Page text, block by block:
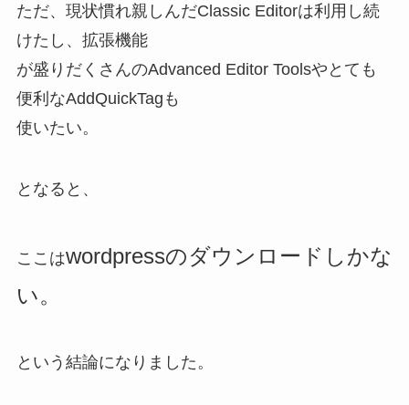
ただ、現状慣れ親しんだClassic Editorは利用し続
けたし、拡張機能
が盛りだくさんのAdvanced Editor Toolsやとても
便利なAddQuickTagも
使いたい。
となると、
ここはwordpressのダウンロードしかな
い。
という結論になりました。